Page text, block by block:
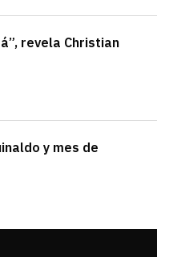
revela Christian
y mes de